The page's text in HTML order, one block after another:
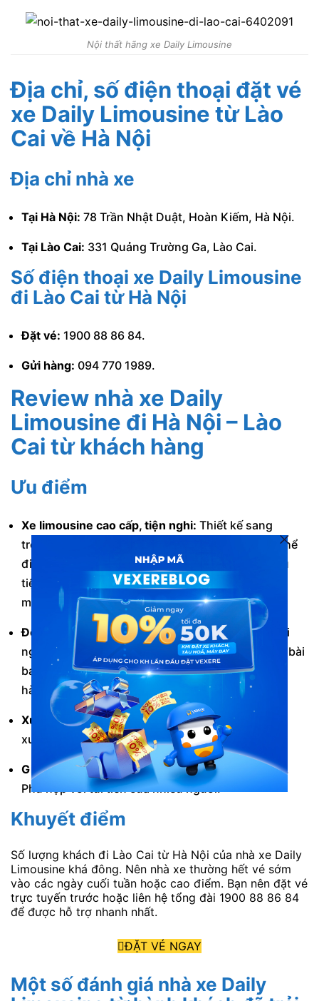
Nội thất hãng xe Daily Limousine
Địa chỉ, số điện thoại đặt vé
xe Daily Limousine từ Lào
Cai về Hà Nội
Địa chỉ nhà xe
Tại Hà Nội: 78 Trần Nhật Duật, Hoàn Kiếm, Hà Nội.
Tại Lào Cai: 331 Quảng Trường Ga, Lào Cai.
Số điện thoại xe Daily Limousine
đi Lào Cai từ Hà Nội
Đặt vé: 1900 88 86 84.
Gửi hàng: 094 770 1989.
Review nhà xe Daily
Limousine đi Hà Nội – Lào
Cai từ khách hàng
Ưu điểm
Xe limousine cao cấp, tiện nghi: Thiết kế sang
trọng, hiện đại. Ghế ngồi rộng rãi, thoải mái, có thể
điều chỉnh tùy ý. Nội thất xe được trang bị đầy đủ
tiện nghi như: wifi tốc độ cao, cổng sạc USB, tivi
màn hình LED,…
Đội ngũ nhân viên chuyên nghiệp, nhiệt tình:
Đội
ngũ nhân viên của Daily Limousine được đào tạo bài
bản, chuyên nghiệp, luôn sẵn sàng hỗ trợ khách
hàng trong suốt chuyến đi.
Xuất phát đúng giờ:Xe của Daily Limousine luôn
xuất phát đúng giờ theo lịch trình đã công bố.
Giá cả hợp lý:Giá vé của nhà xe tương đối hợp lý.
Phù hợp với túi tiền của nhiều người.
Khuyết điểm
Số lượng khách đi Lào Cai từ Hà Nội của nhà xe Daily
Limousine khá đông. Nên nhà xe thường hết vé sớm
vào các ngày cuối tuần hoặc cao điểm. Bạn nên đặt vé
trực tuyến trước hoặc liên hệ tổng đài 1900 88 86 84
để được hỗ trợ nhanh nhất.
ĐẶT VÉ NGAY
Một số đánh giá nhà xe Daily